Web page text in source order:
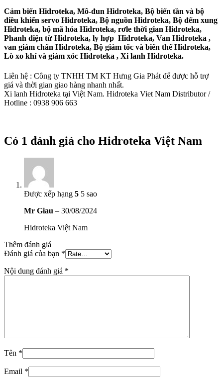
Cảm biến Hidroteka, Mô-đun Hidroteka, Bộ biến tần và bộ
điều khiển servo Hidroteka, Bộ nguồn Hidroteka, Bộ đếm xung
Hidroteka, bộ mã hóa Hidroteka, rơle thời gian Hidroteka,
Phanh điện từ Hidroteka, ly hợp Hidroteka, Van Hidroteka ,
van giảm chấn Hidroteka, Bộ giảm tốc và biến thể Hidroteka,
Lò xo khí và giảm xóc Hidroteka , Xi lanh Hidroteka.
Liên hệ : Công ty TNHH TM KT Hưng Gia Phát để được hỗ trợ
giá và thời gian giao hàng nhanh nhất.
Xi lanh Hidroteka tại Việt Nam. Hidroteka Viet Nam Distributor /
Hotline : 0938 906 663
Có 1 đánh giá cho Hidroteka Việt Nam
Được xếp hạng 5 5 sao
Mr Giau – 30/08/2024
Hidroteka Việt Nam
Thêm đánh giá
Đánh giá của bạn *
Nội dung đánh giá *
Tên *
Email *